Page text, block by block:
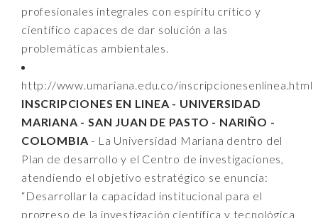
profesionales integrales con espíritu crítico y
científico capaces de dar solución a las
problemáticas ambientales.
http://www.umariana.edu.co/inscripcionesenlinea.html
INSCRIPCIONES EN LINEA - UNIVERSIDAD
MARIANA - SAN JUAN DE PASTO - NARIÑO -
COLOMBIA - La Universidad Mariana dentro del
Plan de desarrollo y el Centro de investigaciones,
atendiendo el objetivo estratégico se enuncia:
“Desarrollar la capacidad institucional para el
progreso de la investigación científica y tecnológica